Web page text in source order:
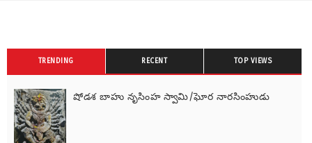
TRENDING RECENT TOP VIEWS
షోడశ బాహు నృసింహ స్వామి/ఘోర నారసింహుడు